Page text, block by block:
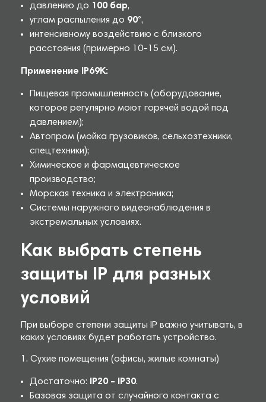
давлению до 100 бар,
углам распыления до 90°,
интенсивному воздействию с близкого
расстояния (примерно 10–15 см).
Применение IP69K:
Пищевая промышленность (оборудование,
которое регулярно моют горячей водой под
давлением);
Автопром (мойка грузовиков, сельхозтехники,
спецтехники);
Химическое и фармацевтическое
производство;
Морская техника и электроника;
Системы наружного видеонаблюдения в
экстремальных условиях.
Как выбрать степень
защиты IP для разных
условий
При выборе степени защиты IP важно учитывать, в
каких условиях будет работать устройство.
1. Сухие помещения (офисы, жилые комнаты)
Достаточно: IP20 – IP30.
Базовая защита от случайного контакта с